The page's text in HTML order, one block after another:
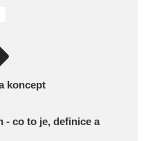
koncept
- co to je, definice a